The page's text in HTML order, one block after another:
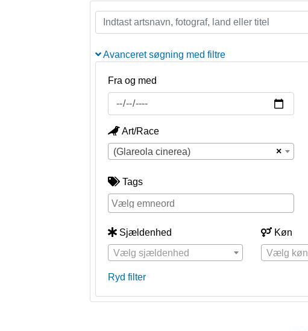
Avanceret søgning med filtre
Fra og med
Art/Race
×
(Glareola cinerea)
Tags
Sjældenhed
Vælg sjældenhed
Køn
Vælg køn
Ryd filter